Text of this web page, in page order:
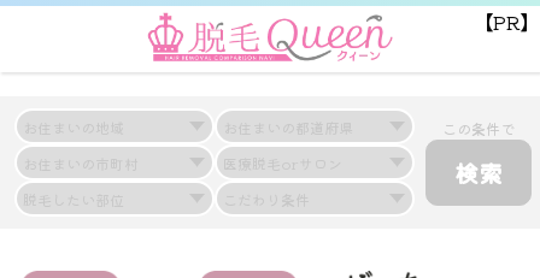
【PR】
この条件で